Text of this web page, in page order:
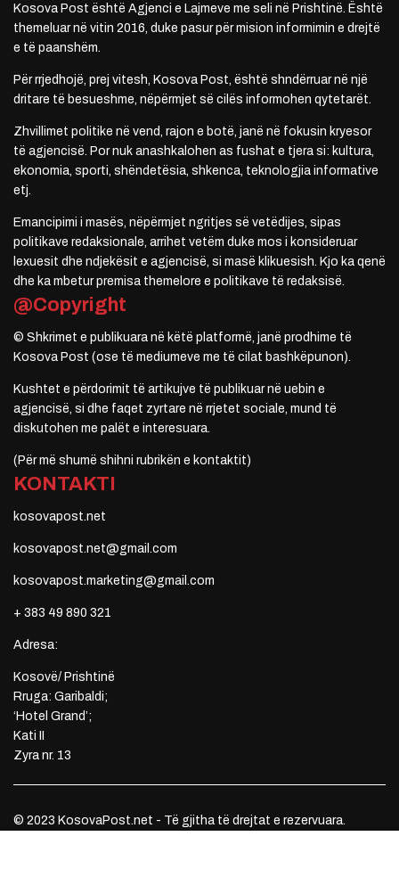
Kosova Post është Agjenci e Lajmeve me seli në Prishtinë. Është
themeluar në vitin 2016, duke pasur për mision informimin e drejtë
e të paanshëm.
Për rrjedhojë, prej vitesh, Kosova Post, është shndërruar në një
dritare të besueshme, nëpërmjet së cilës informohen qytetarët.
Zhvillimet politike në vend, rajon e botë, janë në fokusin kryesor
të agjencisë. Por nuk anashkalohen as fushat e tjera si: kultura,
ekonomia, sporti, shëndetësia, shkenca, teknologjia informative
etj.
Emancipimi i masës, nëpërmjet ngritjes së vetëdijes, sipas
politikave redaksionale, arrihet vetëm duke mos i konsideruar
lexuesit dhe ndjekësit e agjencisë, si masë klikuesish. Kjo ka qenë
dhe ka mbetur premisa themelore e politikave të redaksisë.
@Copyright
© Shkrimet e publikuara në këtë platformë, janë prodhime të
Kosova Post (ose të mediumeve me të cilat bashkëpunon).
Kushtet e përdorimit të artikujve të publikuar në uebin e
agjencisë, si dhe faqet zyrtare në rrjetet sociale, mund të
diskutohen me palët e interesuara.
(Për më shumë shihni rubrikën e kontaktit)
KONTAKTI
kosovapost.net
kosovapost.net@gmail.com
kosovapost.marketing@gmail.com
+ 383 49 890 321
Adresa:
Kosovë/ Prishtinë
Rruga: Garibaldi;
‘Hotel Grand’;
Kati II
Zyra nr. 13
© 2023 KosovaPost.net - Të gjitha të drejtat e rezervuara.